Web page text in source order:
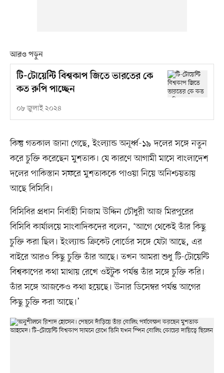
আরও পড়ুন
টি-টোয়েন্টি বিশ্বকাপ জিতে ভারতের কে
কত রুপি পাচ্ছেন
০৮ জুলাই ২০২৪
কিন্তু গতকাল জানা গেছে, ইংল্যান্ড অনূর্ধ্ব-১৯ দলের সঙ্গে নতুন
করে চুক্তি করেছেন মুশতাক। যে কারণে আগামী মাসে বাংলাদেশ
দলের পাকিস্তান সফরে মুশতাককে পাওয়া নিয়ে অনিশ্চয়তায়
আছে বিসিবি।
বিসিবির প্রধান নির্বাহী নিজাম উদ্দিন চৌধুরী আজ মিরপুরের
বিসিবি কার্যালয়ে সাংবাদিকদের বলেন, ‘আগে থেকেই তাঁর কিছু
চুক্তি করা ছিল। ইংল্যান্ড ক্রিকেট বোর্ডের সঙ্গে যেটা আছে, এর
বাইরে আরও কিছু চুক্তি তাঁর আছে। তখন আমরা শুধু টি-টোয়েন্টি
বিশ্বকাপের কথা মাথায় রেখে ওইটুক পর্যন্ত তাঁর সঙ্গে চুক্তি করি।
তাঁর সঙ্গে আজকেও কথা হয়েছে। উনার ডিসেম্বর পর্যন্ত আগের
কিছু চুক্তি করা আছে।’